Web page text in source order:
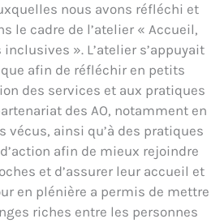
nous avons réfléchi et
le cadre de l’atelier « Accueil,
». L’atelier s’appuyait
afin de réfléchir en petits
des services et aux pratiques
des AO, notamment en
vécus, ainsi qu’à des pratiques
afin de mieux rejoindre
et d’assurer leur accueil et
en plénière a permis de mettre
riches entre les personnes